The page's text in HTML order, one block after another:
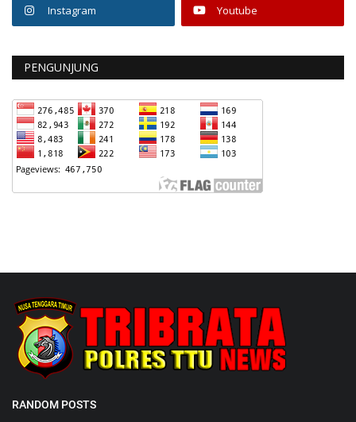
Instagram Youtube
PENGUNJUNG
RANDOM POSTS